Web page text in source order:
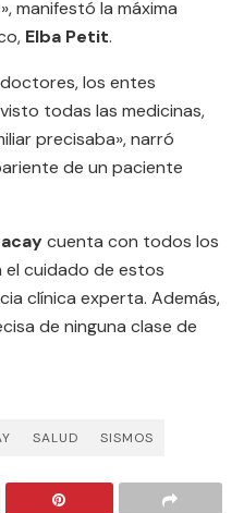
manifestó la máxima
Elba Petit.
los entes
todas las medicinas,
precisaba», narró
de un paciente
cuenta con todos los
cuidado de estos
clínica experta. Además,
de ninguna clase de
SALUD SISMOS